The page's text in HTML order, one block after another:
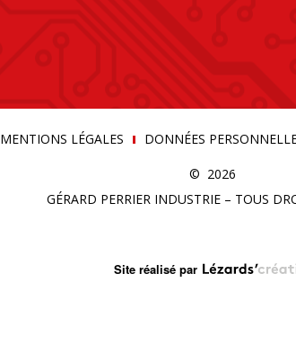
MENTIONS LÉGALES DONNÉES
© 2026
GÉRARD PERRIER INDUSTRIE – TOUS
Site réalisé par